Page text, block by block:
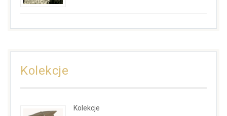
Kolekcje
Kolekcje